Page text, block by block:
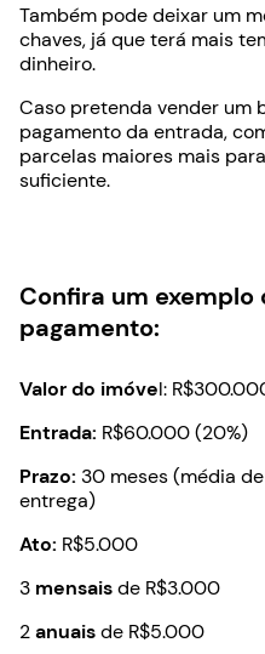
Também pode deixar um
chaves, já que terá mais
dinheiro.
Caso pretenda vender um
pagamento da entrada,
parcelas maiores mais
suficiente.
Confira um exemplo
pagamento:
Valor do imóvel:
Entrada: R$60.000 (20%)
Prazo: 30 meses (média
entrega)
Ato: R$5.000
3 mensaisde R$3.000
2anuaisde R$5.000